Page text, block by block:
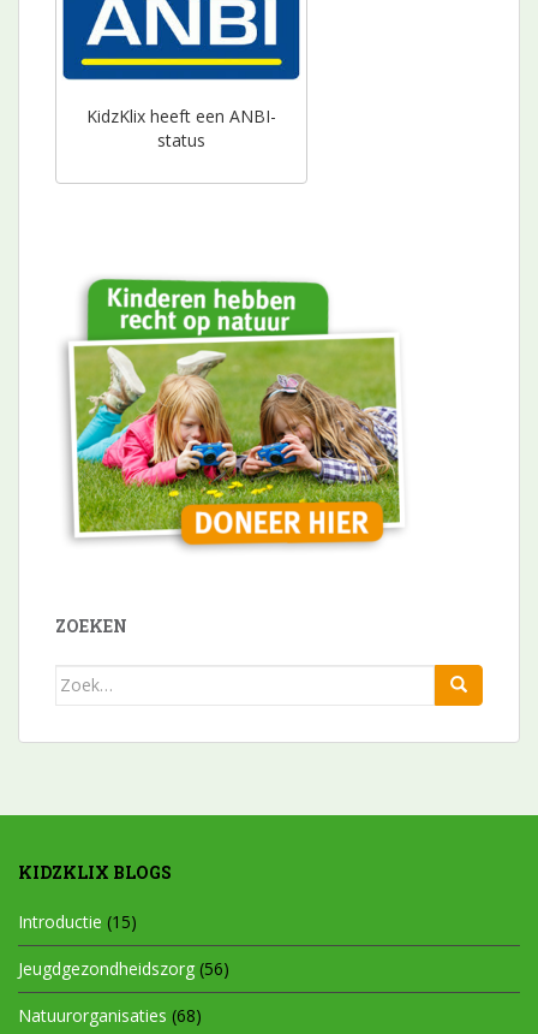
KidzKlix heeft een ANBI-
status
ZOEKEN
Zoek
KIDZKLIX BLOGS
Introductie (15)
Jeugdgezondheidszorg (56)
Natuurorganisaties (68)